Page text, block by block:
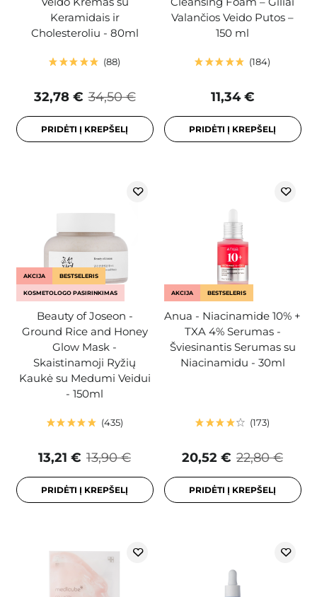
Keramidais ir
Cholesteroliu - 80ml
88
34,50 €
32,78 €
PRIDĖTI Į KREPŠELĮ
Valančios Veido Putos –
150 ml
184
11,34 €
PRIDĖTI Į KREPŠELĮ
AKCIJA BESTSELERIS
KOSMETOLOGO PASIRINKIMAS
Beauty of Joseon -
Ground Rice and Honey
Glow Mask -
Skaistinamoji Ryžių
Kaukė su Medumi Veidui
- 150ml
435
13,90 €
13,21 €
PRIDĖTI Į KREPŠELĮ
AKCIJA BESTSELERIS
Anua - Niacinamide 10% +
TXA 4% Serumas -
Šviesinantis Serumas su
Niacinamidu - 30ml
173
22,80 €
20,52 €
PRIDĖTI Į KREPŠELĮ